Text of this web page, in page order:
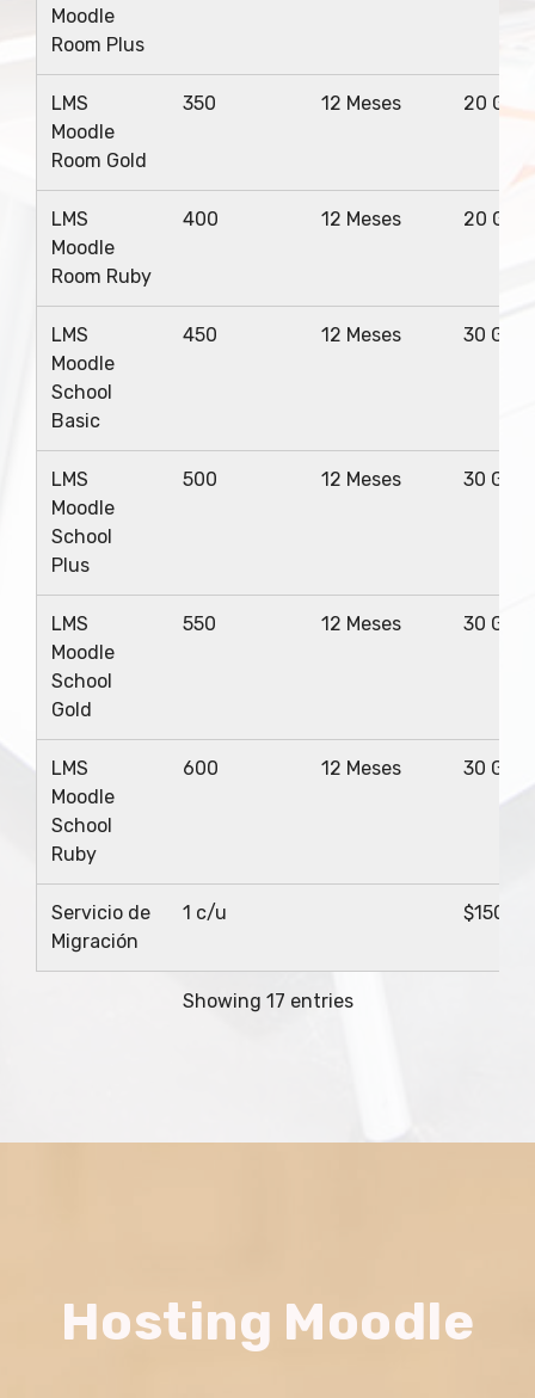
Moodle
Room Plus
LMS
Moodle
Room Gold
350 12 Meses 20
LMS
Moodle
Room Ruby
400 12 Meses 20
LMS
Moodle
School
Basic
450 12 Meses 30
LMS
Moodle
School
Plus
500 12 Meses 30
LMS
Moodle
School
Gold
550 12 Meses 30
LMS
Moodle
School
Ruby
600 12 Meses 30
Servicio de
Migración
1 c/u
Showing 17 entries
Hosting Moodle